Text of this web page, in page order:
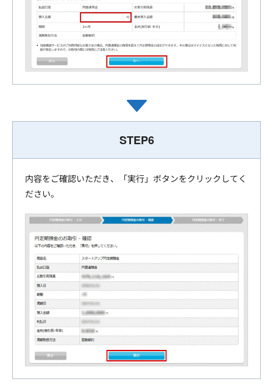
STEP6
内容をご確認いただき、「実行」ボタンをクリックしてく
ださい。